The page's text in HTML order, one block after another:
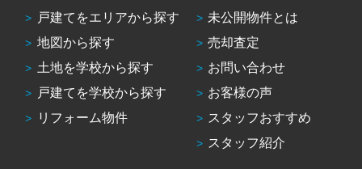
戸建てをエリアから探す
地図から探す
土地を学校から探す
戸建てを学校から探す
リフォーム物件
未公開物件とは
売却査定
お問い合わせ
お客様の声
スタッフおすすめ
スタッフ紹介